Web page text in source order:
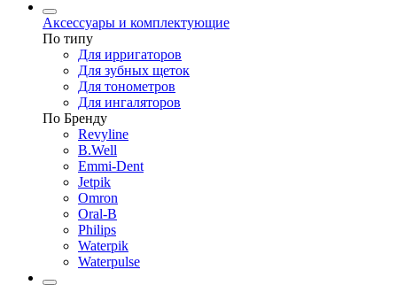
Аксессуары и комплектующие
По типу
Для ирригаторов
Для зубных щеток
Для тонометров
Для ингаляторов
По Бренду
Revyline
B.Well
Emmi-Dent
Jetpik
Omron
Oral-B
Philips
Waterpik
Waterpulse